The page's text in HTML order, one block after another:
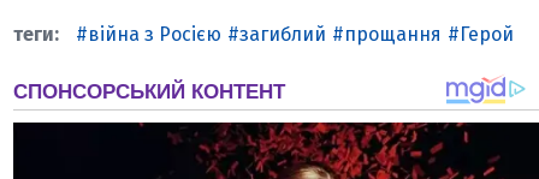
війна з Росією загиблий прощання Герой